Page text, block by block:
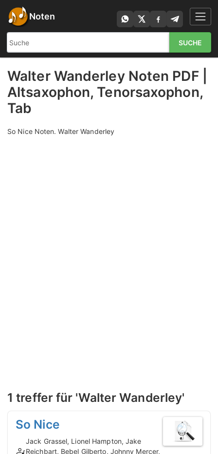
Noten
SUCHE
Walter Wanderley Noten PDF |
Altsaxophon, Tenorsaxophon,
Tab
So Nice Noten. Walter Wanderley
1 treffer für 'Walter Wanderley'
So Nice
Jack Grassel, Lionel Hampton, Jake
Reichbart, Bebel Gilberto, Johnny Mercer,